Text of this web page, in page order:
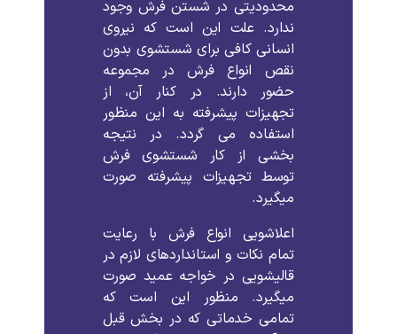
محدودیتی در شستن فرش وجود
ندارد.علت این است که نیروی
انسانی کافی برای شستشوی بدون
نقص
انواع فرش در
مجموعه
حضور
دارند. در کنار آن،
از
تجهیزات پیشرفته به این منظور
استفاده
می گردد. در
نتیجه
بخشی
از کار شستشوی فرش
توسط تجهیزات پیشرفته صورت
میگیرد.
اعلاشویی انواع فرش با
رعایت
تمام نکات و استانداردهای لازم در
قالیشویی در خواجه عمید صورت
میگیرد. منظور این است
که
تمامی خدماتی که در بخش قبل